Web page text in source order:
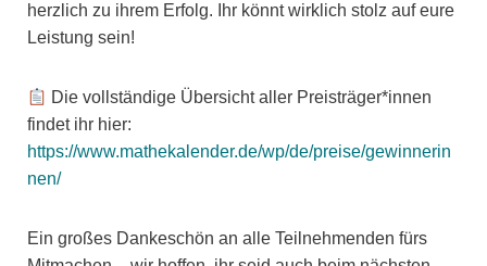
herzlich zu ihrem Erfolg. Ihr könnt wirklich stolz auf eure
Leistung sein!
Die vollständige Übersicht aller Preisträger*innen
findet ihr hier:
https://www.mathekalender.de/wp/de/preise/gewinnerin
nen/
Ein großes Dankeschön an alle Teilnehmenden fürs